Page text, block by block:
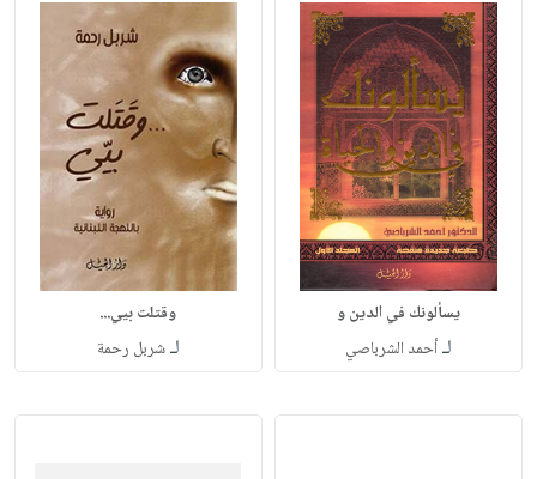
يسألونك في الدين و
لـأحمد الشرباصي
وقتلت بيي...
لـشربل رحمة